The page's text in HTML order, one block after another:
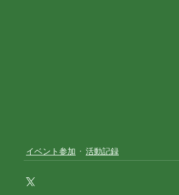
イベント参加 活動記録